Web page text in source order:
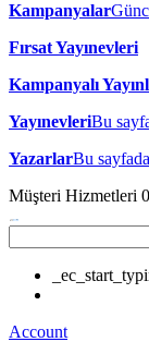
Kampanyalar
Fırsat Yayınevleri
Kampanyalı
YayınevleriBu
YazarlarBu
Müşteri Hizmetleri
Account